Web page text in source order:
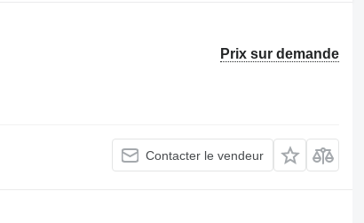
Prix sur demande
Contacter le vendeur